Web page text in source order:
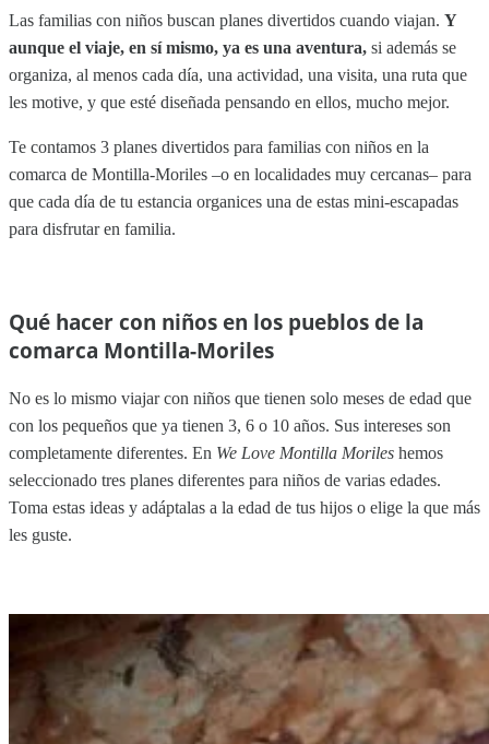
Las familias con niños buscan planes divertidos cuando viajan. Y
aunque el viaje, en sí mismo, ya es una aventura, si además se
organiza, al menos cada día, una actividad, una visita, una ruta que
les motive, y que esté diseñada pensando en ellos, mucho mejor.
Te contamos 3 planes divertidos para familias con niños en la
comarca de Montilla-Moriles –o en localidades muy cercanas– para
que cada día de tu estancia organices una de estas mini-escapadas
para disfrutar en familia.
Qué hacer con niños en los pueblos de la
comarca Montilla-Moriles
No es lo mismo viajar con niños que tienen solo meses de edad que
con los pequeños que ya tienen 3, 6 o 10 años. Sus intereses son
completamente diferentes. En We Love Montilla Moriles hemos
seleccionado tres planes diferentes para niños de varias edades.
Toma estas ideas y adáptalas a la edad de tus hijos o elige la que más
les guste.